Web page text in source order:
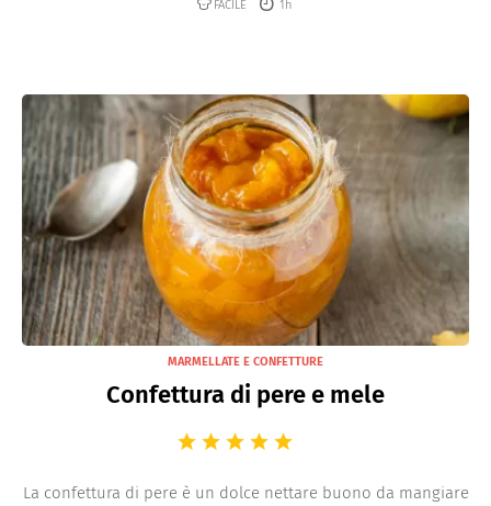
FACILE 1h
MARMELLATE E CONFETTURE
Confettura di pere e mele
La confettura di pere è un dolce nettare buono da mangiare